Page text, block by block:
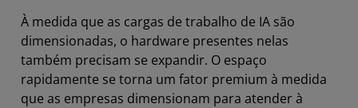
À medida que as cargas de trabalho de IA são
dimensionadas, o hardware presentes nelas
também precisam se expandir. O espaço
rapidamente se torna um fator premium à medida
que as empresas dimensionam para atender à